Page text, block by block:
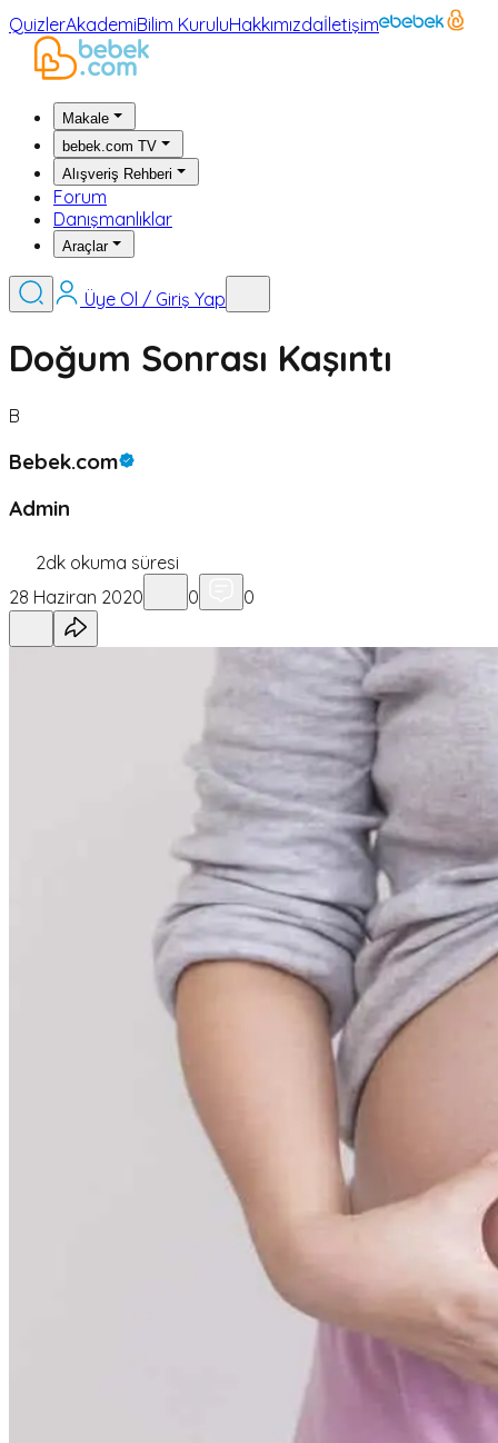
QuizlerAkademiBilim KuruluHakkımızdaİletişim
Makale
bebek.com TV
Alışveriş Rehberi
Forum
Danışmanlıklar
Araçlar
Üye Ol / Giriş Yap
Doğum Sonrası Kaşıntı
B
Bebek.com
Admin
2dk okuma süresi
28 Haziran 2020
0 0